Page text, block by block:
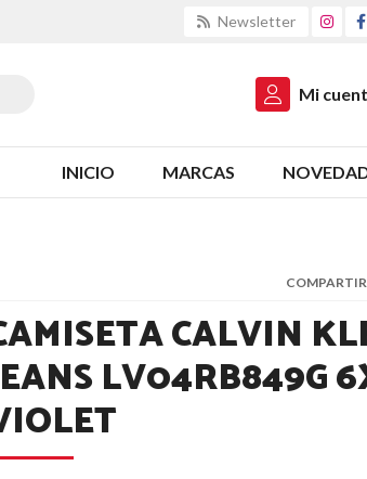
Newsletter
Mi
INICIO MARCAS
CALVIN
LV04RB849G